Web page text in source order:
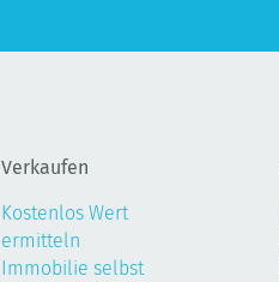
Verkaufen
Kostenlos Wert
ermitteln
Immobilie selbst